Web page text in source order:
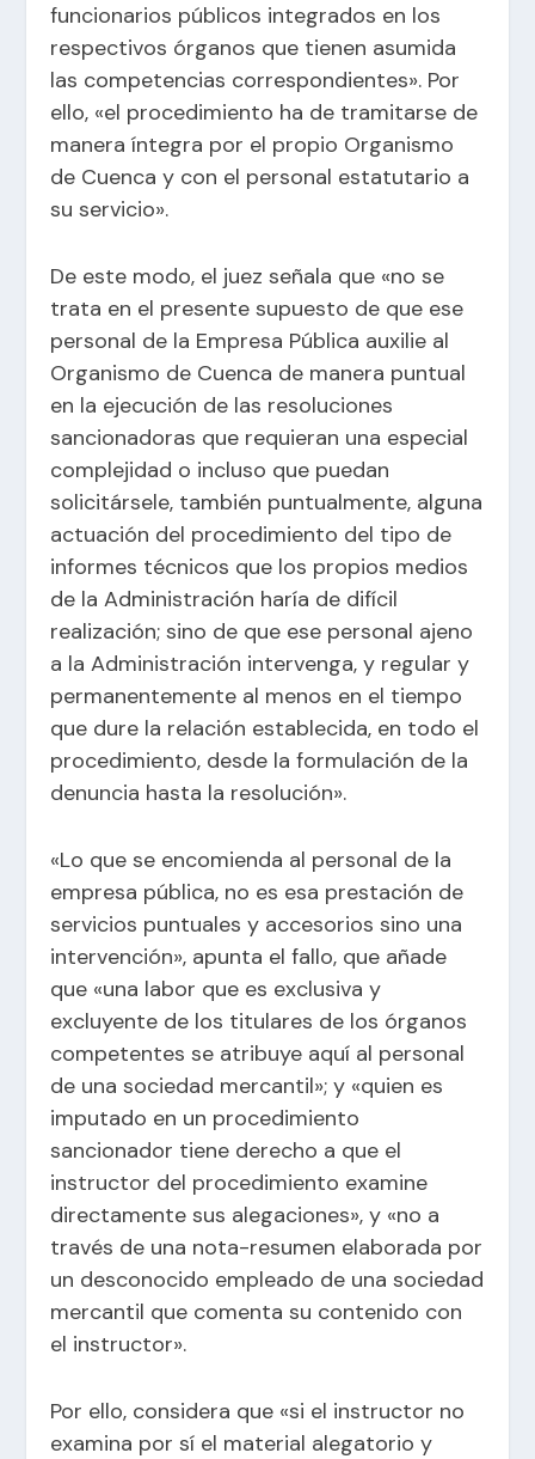
funcionarios públicos integrados en los
respectivos órganos que tienen asumida
las competencias correspondientes». Por
ello, «el procedimiento ha de tramitarse de
manera íntegra por el propio Organismo
de Cuenca y con el personal estatutario a
su servicio».
De este modo, el juez señala que «no se
trata en el presente supuesto de que ese
personal de la Empresa Pública auxilie al
Organismo de Cuenca de manera puntual
en la ejecución de las resoluciones
sancionadoras que requieran una especial
complejidad o incluso que puedan
solicitársele, también puntualmente, alguna
actuación del procedimiento del tipo de
informes técnicos que los propios medios
de la Administración haría de difícil
realización; sino de que ese personal ajeno
a la Administración intervenga, y regular y
permanentemente al menos en el tiempo
que dure la relación establecida, en todo el
procedimiento, desde la formulación de la
denuncia hasta la resolución».
«Lo que se encomienda al personal de la
empresa pública, no es esa prestación de
servicios puntuales y accesorios sino una
intervención», apunta el fallo, que añade
que «una labor que es exclusiva y
excluyente de los titulares de los órganos
competentes se atribuye aquí al personal
de una sociedad mercantil»; y «quien es
imputado en un procedimiento
sancionador tiene derecho a que el
instructor del procedimiento examine
directamente sus alegaciones», y «no a
través de una nota-resumen elaborada por
un desconocido empleado de una sociedad
mercantil que comenta su contenido con
el instructor».
Por ello, considera que «si el instructor no
examina por sí el material alegatorio y